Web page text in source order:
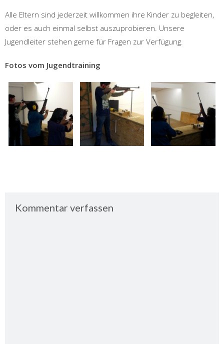
Alle Eltern sind jederzeit willkommen ihre Kinder zu begleiten,
oder es auch einmal selbst auszuprobieren. Unsere
Jugendleiter stehen gerne für Fragen zur Verfügung.
Fotos vom Jugendtraining
Kommentar verfassen